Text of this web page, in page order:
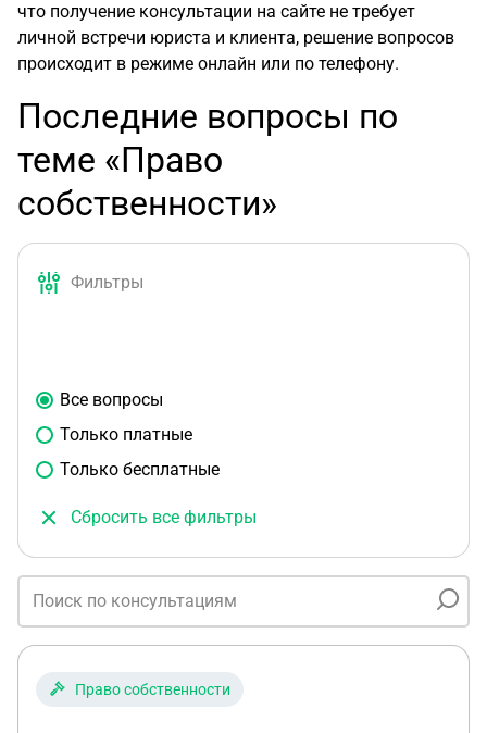
что получение консультации на сайте не требует
личной встречи юриста и клиента, решение вопросов
происходит в режиме онлайн или по телефону.
Последние вопросы по
теме «Право
собственности»
Фильтры
Все вопросы
Только платные
Только бесплатные
Сбросить все фильтры
Право собственности